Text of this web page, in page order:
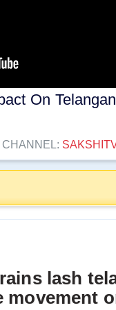
On
CHANNEL:
lash
movement